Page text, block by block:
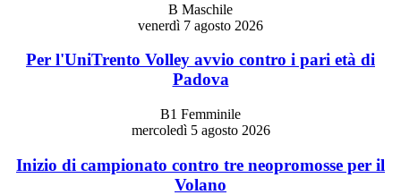
B Maschile
venerdì 7 agosto 2026
Per l'UniTrento Volley avvio contro i pari età di
Padova
B1 Femminile
mercoledì 5 agosto 2026
Inizio di campionato contro tre neopromosse per il
Volano